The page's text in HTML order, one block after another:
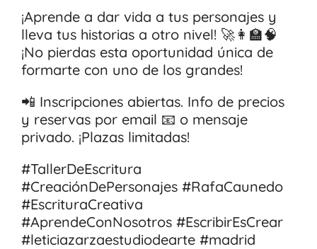
¡Aprende a dar vida a tus personajes y
lleva tus historias a otro nivel! 🚀👩‍🏫🧠
¡No pierdas esta oportunidad única de
formarte con uno de los grandes!
📲 Inscripciones abiertas. Info de precios
y reservas por email 📧 o mensaje
privado. ¡Plazas limitadas!
#TallerDeEscritura
#CreaciónDePersonajes #RafaCaunedo
#EscrituraCreativa
#AprendeConNosotros #EscribirEsCrear
#leticiazarzaestudiodearte #madrid